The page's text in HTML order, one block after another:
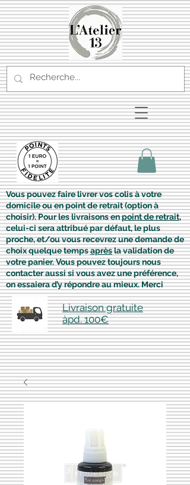
Vous pouvez faire livrer vos colis à votre
domicile ou en point de retrait (option à
choisir). Pour les livraisons enpoint de retrait,
celui-ci sera attribué par défaut, le plus
proche, et/ou vous recevrez une demande de
choix quelque tempsaprèsla validation de
votre panier. Vous pouvez toujours nous
contacter aussi si vous avez une préférence,
on essaiera d’y répondre au mieux. Merci
Livraison gratuite
àpd. 100€